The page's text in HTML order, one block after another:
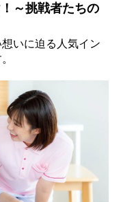
～挑戦者たちの
いに迫る人気イン